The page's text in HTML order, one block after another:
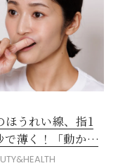
ほうれい線、指1
で薄く！「動かす
」応用メソッド